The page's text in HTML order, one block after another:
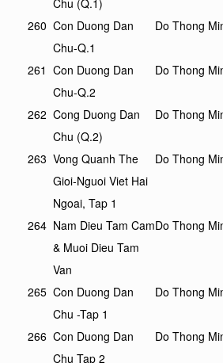
260 Con Duong Dan
Chu-Q.1
Do Thong
261 Con Duong Dan
Chu-Q.2
Do Thong
262 Cong Duong Dan
Chu (Q.2)
Do Thong
263 Vong Quanh The
Gioi-Nguoi Viet Hai
Ngoai, Tap 1
Do Thong
264 Nam Dieu Tam Cam
& Muoi Dieu Tam
Van
Do Thong
265 Con Duong Dan
Chu -Tap 1
Do Thong
266 Con Duong Dan
Chu Tap 2
Do Thong